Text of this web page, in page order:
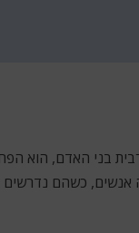
בני האדם, הוא
אנשים, כשהם נדרשים